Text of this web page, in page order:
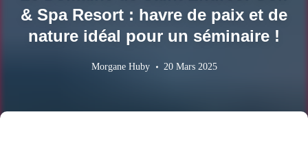
& Spa Resort : havre de paix et de
nature idéal pour un séminaire !
Morgane Huby 20 Mars 2025